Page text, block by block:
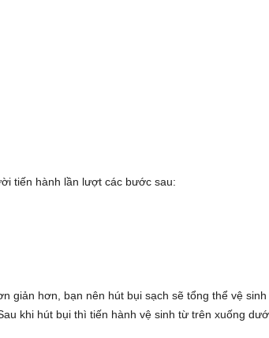
tiến hành lần lượt các bước sau:
giản hơn, bạn nên hút bụi sạch sẽ tổng thể vệ sinh
khi hút bụi thì tiến hành vệ sinh từ trên xuống